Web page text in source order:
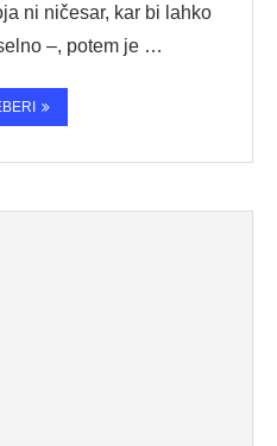
ni ničesar, kar bi lahko
–, potem je …